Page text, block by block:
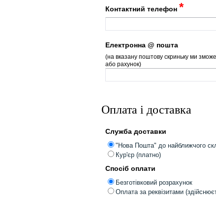
Контактний телефон *
Електронна @ пошта
(на вказану поштову скриньку ми
або рахунок)
Оплата і доставка
Служба доставки
"Нова Пошта" до найближчого
Кур'єр (платно)
Спосіб оплати
Безготівковий розрахунок
Оплата за реквізитами